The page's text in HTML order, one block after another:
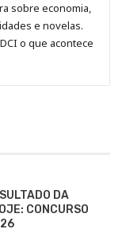
sobre economia,
e novelas.
o que acontece
DA
CONCURSO